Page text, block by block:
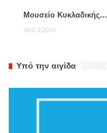
Μουσείο Κυκλαδικής...
Φεβ 3,2016
Υπό την αιγίδα